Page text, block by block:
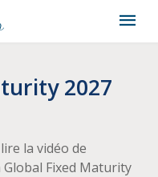
2027
la vidéo de
Fixed Maturity